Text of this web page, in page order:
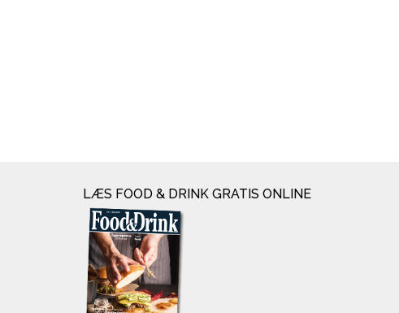
LÆS FOOD & DRINK GRATIS ONLINE